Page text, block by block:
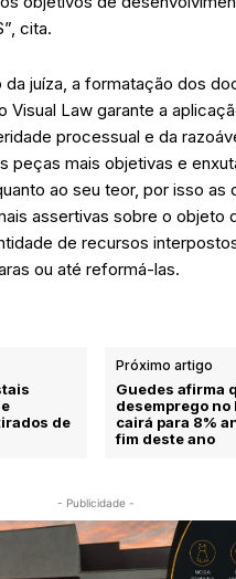
cita.
da juíza, a formatação dos
Visual Law garante a
processual e da
peças mais objetivas e
ao seu teor, por isso as
assertivas sobre o objeto
de recursos
ou até reformá-las.
de
Próximo artigo
Guedes afirma
desemprego no
cairá para 8%
fim deste ano
- Publicidade -